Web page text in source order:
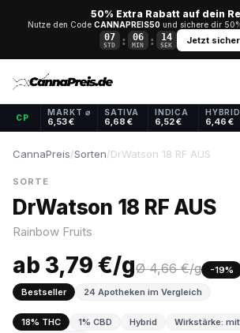
50% Extra Rabatt auf dein
Nutze den Code CANNAPREIS50und sichere dir
07
STD : 06
MIN : 13
SEK Jetzt
CP
MARKT ⌀
6,53 €
SATIVA
6,68 €
INDICA
6,52 €
HYBRID
6,46 €
CannaPreis/Sorten/DrWatson 18 RF AUS
SORTE
DrWatson 18 RF AUS
Rainbow Fruits
ab 3,79 €/gØ 4,66 €/g
-19%
Bestseller
24 Apotheken im Vergleich
18% THC 1% CBD Hybrid Wirkstärke: